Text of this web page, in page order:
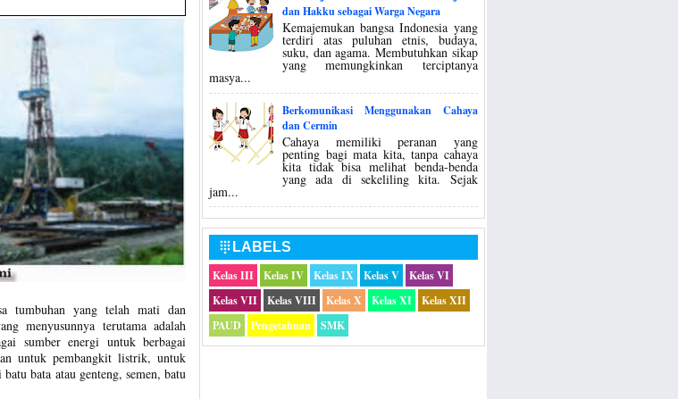
tumbuhan yang telah mati dan
menyusunnya terutama adalah
sumber energi untuk berbagai
untuk pembangkit listrik, untuk
bata atau genteng, semen, batu
dan Hakku sebagai Warga Negara
Kemajemukan bangsa Indonesia yang
terdiri atas puluhan etnis, budaya,
suku, dan agama. Membutuhkan sikap
yang memungkinkan terciptanya
masya...
Berkomunikasi Menggunakan Cahaya
dan Cermin
Cahaya memiliki peranan yang
penting bagi mata kita, tanpa cahaya
kita tidak bisa melihat benda-benda
yang ada di sekeliling kita. Sejak
jam...
 LABELS
Kelas III
Kelas IV Kelas IX Kelas V
Kelas VI
Kelas VII
Kelas VIII Kelas X Kelas XI
Kelas XII
PAUD
Pengetahuan SMK